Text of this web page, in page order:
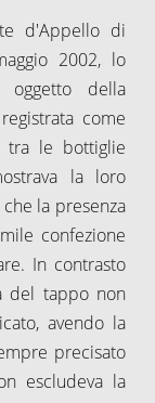
d'Appello di
2002, lo
oggetto della
come
tra le bottiglie
la loro
la presenza
confezione
In contrasto
del tappo non
avendo la
precisato
escludeva la